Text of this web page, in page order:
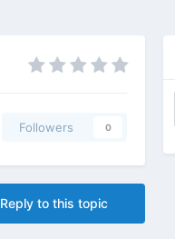
Followers 0
Reply to this topic